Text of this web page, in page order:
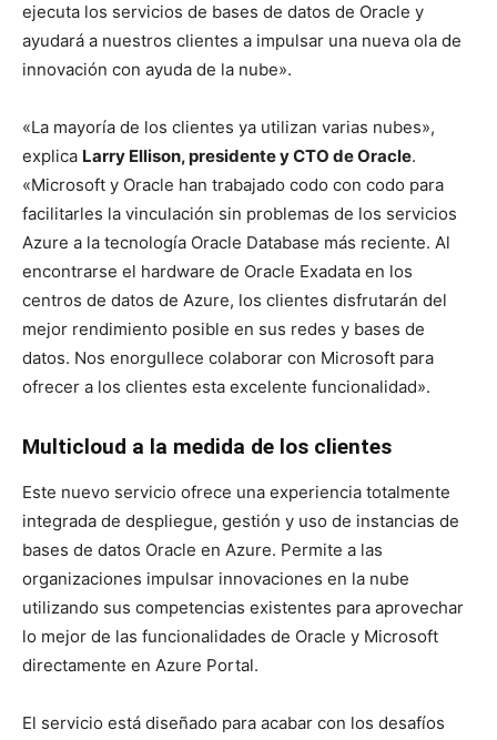
ejecuta los servicios de bases de datos de Oracle y
ayudará a nuestros clientes a impulsar una nueva ola de
innovación con ayuda de la nube».
«La mayoría de los clientes ya utilizan varias nubes»,
explica Larry Ellison, presidente y CTO de Oracle.
«Microsoft y Oracle han trabajado codo con codo para
facilitarles la vinculación sin problemas de los servicios
Azure a la tecnología Oracle Database más reciente. Al
encontrarse el hardware de Oracle Exadata en los
centros de datos de Azure, los clientes disfrutarán del
mejor rendimiento posible en sus redes y bases de
datos. Nos enorgullece colaborar con Microsoft para
ofrecer a los clientes esta excelente funcionalidad».
Multicloud a la medida de los clientes
Este nuevo servicio ofrece una experiencia totalmente
integrada de despliegue, gestión y uso de instancias de
bases de datos Oracle en Azure. Permite a las
organizaciones impulsar innovaciones en la nube
utilizando sus competencias existentes para aprovechar
lo mejor de las funcionalidades de Oracle y Microsoft
directamente en Azure Portal.
El servicio está diseñado para acabar con los desafíos